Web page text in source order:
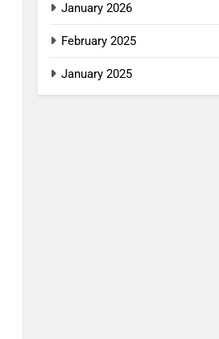
January 2026
February 2025
January 2025